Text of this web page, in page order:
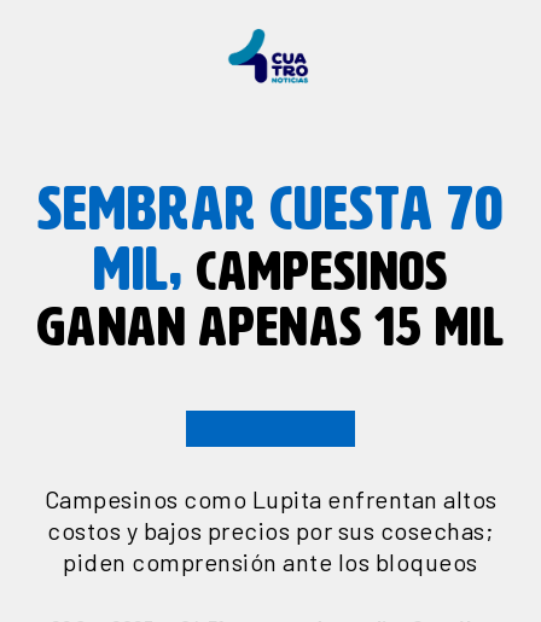
SEMBRAR CUESTA 70
MIL, CAMPESINOS
GANAN APENAS 15 MIL
Campesinos como Lupita enfrentan altos
costos y bajos precios por sus cosechas;
piden comprensión ante los bloqueos